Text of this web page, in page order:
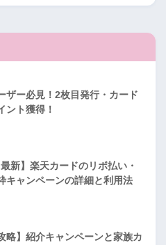
ザー必見！2枚目発行・カード
ント獲得！
新】楽天カードのリボ払い・
キャンペーンの詳細と利用法
略】紹介キャンペーンと家族カ